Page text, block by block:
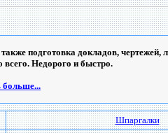
подготовка докладов, чертежей,
всего. Недорого и быстро.
больше...
Шпаргалки